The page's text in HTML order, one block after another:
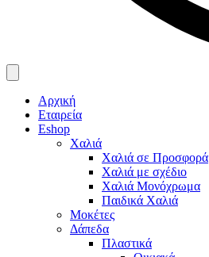
Αρχική
Εταιρεία
Eshop
Χαλιά
Χαλιά σε Προσφορά
Χαλιά με σχέδιο
Χαλιά Μονόχρωμα
Παιδικά Χαλιά
Μοκέτες
Δάπεδα
Πλαστικά